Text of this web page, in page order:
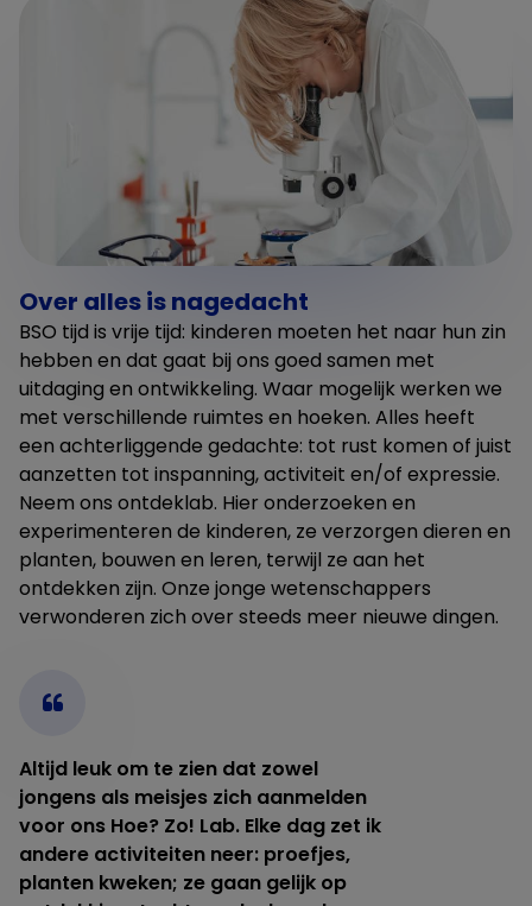
Over alles is nagedacht
BSO tijd is vrije tijd: kinderen moeten het naar hun zin
hebben en dat gaat bij ons goed samen met
uitdaging en ontwikkeling. Waar mogelijk werken we
met verschillende ruimtes en hoeken. Alles heeft
een achterliggende gedachte: tot rust komen of juist
aanzetten tot inspanning, activiteit en/of expressie.
Neem ons ontdeklab. Hier onderzoeken en
experimenteren de kinderen, ze verzorgen dieren en
planten, bouwen en leren, terwijl ze aan het
ontdekken zijn. Onze jonge wetenschappers
verwonderen zich over steeds meer nieuwe dingen.
Altijd leuk om te zien dat zowel
jongens als meisjes zich aanmelden
voor ons Hoe? Zo! Lab. Elke dag zet ik
andere activiteiten neer: proefjes,
planten kweken; ze gaan gelijk op